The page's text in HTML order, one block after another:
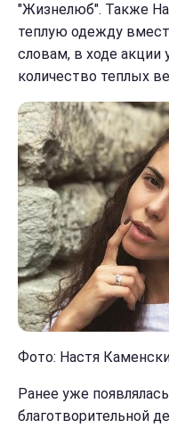
"Жизнелюб". Также
теплую одежду
словам, в ходе акции
количество теплых
Фото: Настя
Ранее уже
благотворительной